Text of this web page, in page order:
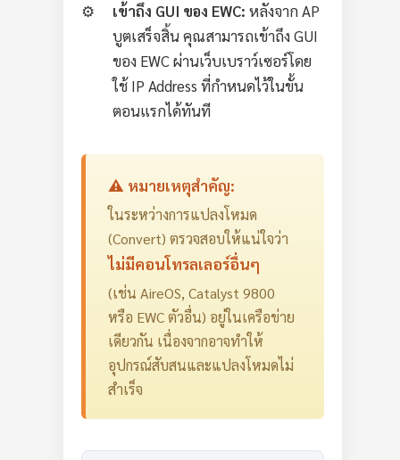
เข้าถึง GUI ของ EWC: หลังจาก AP
บูตเสร็จสิ้น คุณสามารถเข้าถึง GUI
ของ EWC ผ่านเว็บเบราว์เซอร์โดย
ใช้ IP Address ที่กำหนดไว้ในขั้น
ตอนแรกได้ทันที
⚠️ หมายเหตุสำคัญ:
ในระหว่างการแปลงโหมด
(Convert) ตรวจสอบให้แน่ใจว่า
ไม่มีคอนโทรลเลอร์อื่นๆ
(เช่น AireOS, Catalyst 9800
หรือ EWC ตัวอื่น) อยู่ในเครือข่าย
เดียวกัน เนื่องจากอาจทำให้
อุปกรณ์สับสนและแปลงโหมดไม่
สำเร็จ